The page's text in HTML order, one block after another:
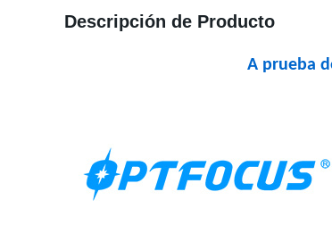
Descripción de Producto
A prueba